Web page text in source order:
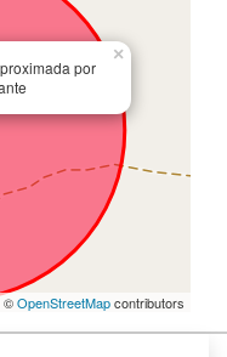
por
×
OpenStreetMapcontributors